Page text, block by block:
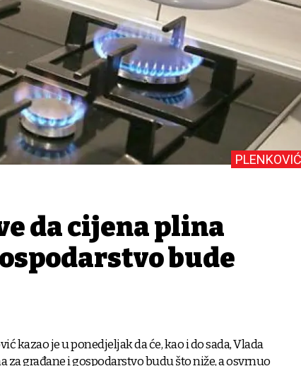
da cijena plina
bude
kazao je u ponedjeljak da će, kao i do sada, Vlada
za građane i gospodarstvo budu što niže, a osvrnuo